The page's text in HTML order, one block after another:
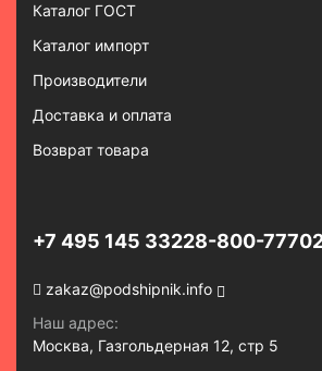
Каталог ГОСТ
Каталог импорт
Производители
Доставка и оплата
Возврат товара
+7 495 145 33228-800-
zakaz@podshipnik.info
Наш адрес:
Москва, Газгольдерная 12, стр 5